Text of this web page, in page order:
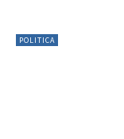
POLITICA